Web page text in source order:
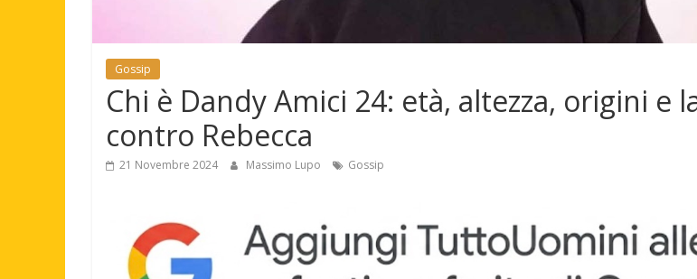
Gossip
Chi è Dandy Amici 24: età, altezza, origini e
contro Rebecca
21 Novembre 2024 Massimo Lupo Gossip